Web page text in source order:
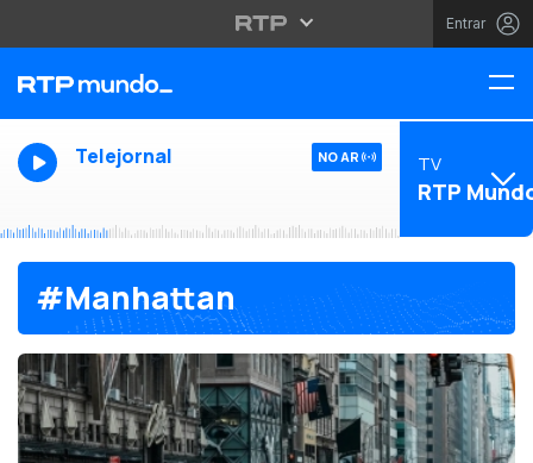
Entrar
Telejornal NO AR TV
RTP
#Manhattan